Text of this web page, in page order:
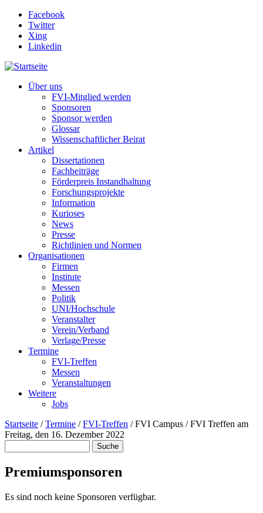
Direkt zum Inhalt
Facebook
Twitter
Xing
Linkedin
Über uns
FVI-Mitglied werden
Sponsoren
Sponsor werden
Glossar
Wissenschaftlicher Beirat
Artikel
Dissertationen
Fachbeiträge
Förderpreis Instandhaltung
Forschungsprojekte
Information
Kurioses
News
Presse
Richtlinien und Normen
Organisationen
Firmen
Institute
Messen
Politik
UNI/Hochschule
Veranstalter
Verein/Verband
Verlage/Presse
Termine
FVI-Treffen
Messen
Veranstaltungen
Weitere
Jobs
Startseite /Termine /FVI-Treffen /FVI Campus / FVI Treffen am
Freitag, den 16. Dezember 2022
Premiumsponsoren
Es sind noch keine Sponsoren verfügbar.